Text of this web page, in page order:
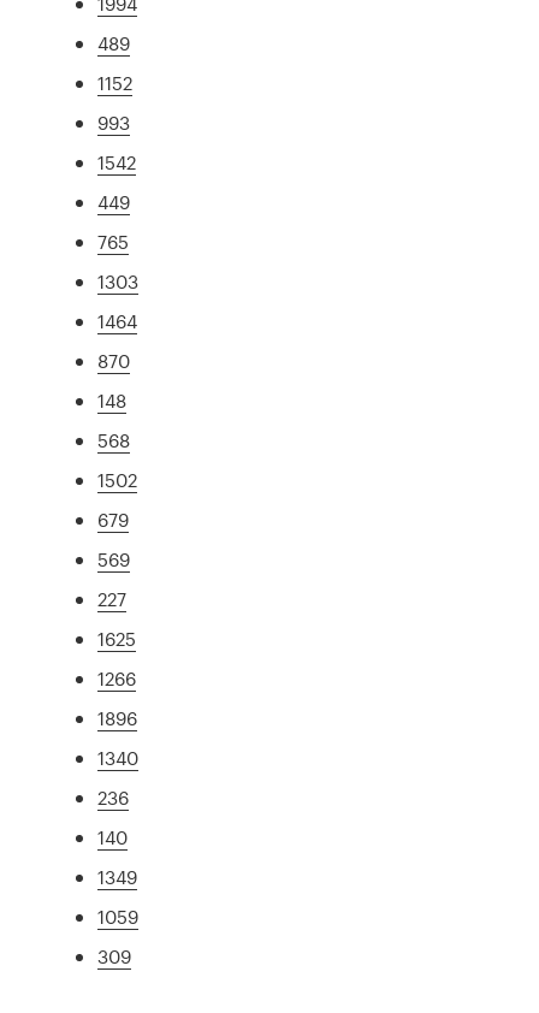
489
1152
993
1542
449
765
1303
1464
870
148
568
1502
679
569
227
1625
1266
1896
1340
236
140
1349
1059
309